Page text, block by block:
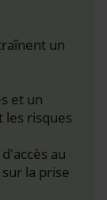
un
et un
les risques
au
la prise